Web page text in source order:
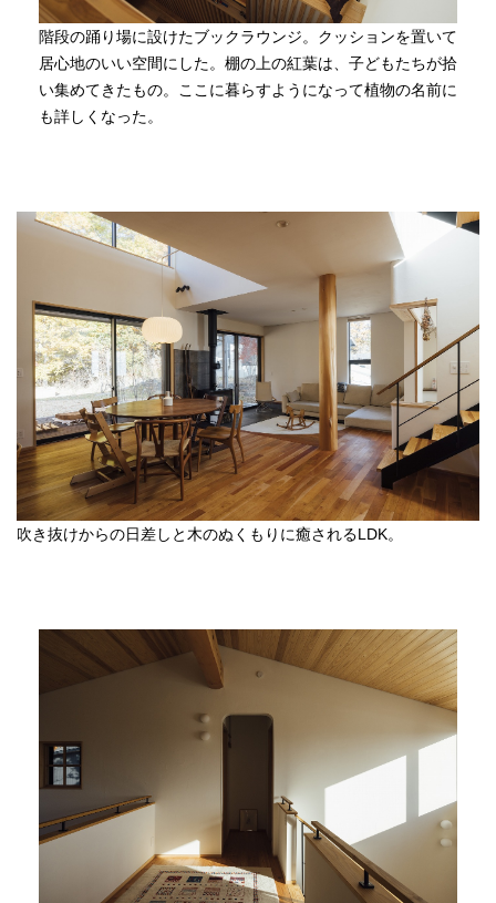
階段の踊り場に設けたブックラウンジ。クッションを置いて
居心地のいい空間にした。棚の上の紅葉は、子どもたちが拾
い集めてきたもの。ここに暮らすようになって植物の名前に
も詳しくなった。
吹き抜けからの日差しと木のぬくもりに癒されるLDK。